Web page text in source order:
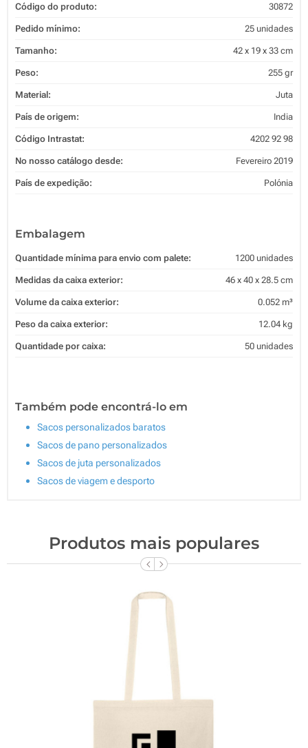
Código do produto: 30872
Pedido mínimo: 25 unidades
Tamanho: 42 x 19 x 33 cm
Peso: 255 gr
Material: Juta
País de origem: India
Código Intrastat: 4202 92 98
No nosso catálogo desde: Fevereiro 2019
País de expedição: Polónia
Embalagem
Quantidade mínima para envio com palete: 1200 unidades
Medidas da caixa exterior: 46 x 40 x 28.5 cm
Volume da caixa exterior: 0.052 m³
Peso da caixa exterior: 12.04 kg
Quantidade por caixa: 50 unidades
Também pode encontrá-lo em
Sacos personalizados baratos
Sacos de pano personalizados
Sacos de juta personalizados
Sacos de viagem e desporto
Produtos mais populares